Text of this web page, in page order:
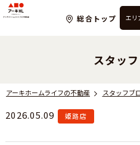
アーキホームライ
総合トップ エリ
アーキホームライフの不動産 スタッフブ
スタッ
2026.05.09 姫路店